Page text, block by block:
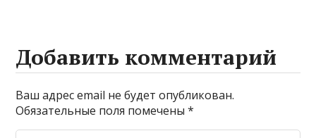
Добавить комментарий
Ваш адрес email не будет опубликован.
Обязательные поля помечены*